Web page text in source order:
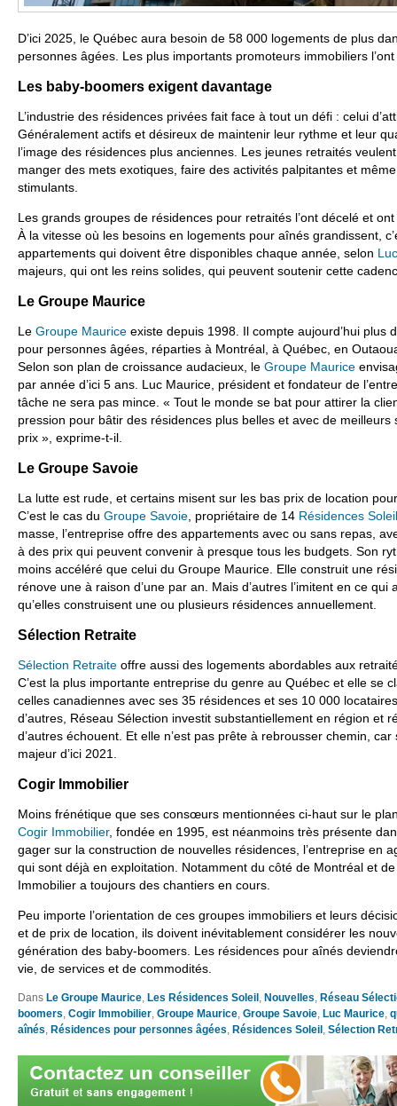
D’ici 2025, le Québec aura besoin de 58 000 logements de plus
personnes âgées. Les plus importants promoteurs immobiliers
Les baby-boomers exigent davantage
L’industrie des résidences privées fait face à tout un défi : celui
Généralement actifs et désireux de maintenir leur rythme et leur
l’image des résidences plus anciennes. Les jeunes retraités
manger des mets exotiques, faire des activités palpitantes et
stimulants.
Les grands groupes de résidences pour retraités l’ont décelé et
À la vitesse où les besoins en logements pour aînés grandissent,
appartements qui doivent être disponibles chaque année, selon
majeurs, qui ont les reins solides, qui peuvent soutenir cette
Le Groupe Maurice
Le Groupe Maurice existe depuis 1998. Il compte aujourd’hui plus
pour personnes âgées, réparties à Montréal, à Québec, en
Selon son plan de croissance audacieux, le Groupe Maurice
par année d’ici 5 ans. Luc Maurice, président et fondateur de
tâche ne sera pas mince. « Tout le monde se bat pour attirer la
pression pour bâtir des résidences plus belles et avec de meilleurs
prix », exprime-t-il.
Le Groupe Savoie
La lutte est rude, et certains misent sur les bas prix de location
C’est le cas du Groupe Savoie , propriétaire de 14 Résidences Soleil
masse, l’entreprise offre des appartements avec ou sans repas,
à des prix qui peuvent convenir à presque tous les budgets. Son
moins accéléré que celui du Groupe Maurice. Elle construit une
rénove une à raison d’une par an. Mais d’autres l’imitent en ce
qu’elles construisent une ou plusieurs résidences annuellement.
Sélection Retraite
Sélection Retraite offre aussi des logements abordables aux
C’est la plus importante entreprise du genre au Québec et elle se
celles canadiennes avec ses 35 résidences et ses 10 000
d’autres, Réseau Sélection investit substantiellement en région et
d’autres échouent. Et elle n’est pas prête à rebrousser chemin, car
majeur d’ici 2021.
Cogir Immobilier
Moins frénétique que ses consœurs mentionnées ci-haut sur le
Cogir Immobilier, fondée en 1995, est néanmoins très présente
gager sur la construction de nouvelles résidences, l’entreprise en
qui sont déjà en exploitation. Notamment du côté de Montréal et
Immobilier a toujours des chantiers en cours.
Peu importe l’orientation de ces groupes immobiliers et leurs
et de prix de location, ils doivent inévitablement considérer les
génération des baby-boomers. Les résidences pour aînés
vie, de services et de commodités.
Dans Le Groupe Maurice Les Résidences Soleil Nouvelles Réseau
boomers Cogir Immobilier Groupe Maurice Groupe Savoie Luc Maurice
aînés Résidences pour personnes âgées Résidences Soleil Sélection